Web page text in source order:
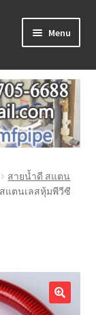
Menu
สายน้ำดี สแตน
แตนเลสหุ้มพีวีซี